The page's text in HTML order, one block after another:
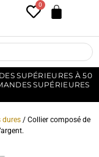
0
SUPÉRIEURES À 50
SUPÉRIEURES
dures / Collier composé de